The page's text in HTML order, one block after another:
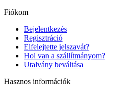
Fiókom
Bejelentkezés
Regisztráció
Elfelejtette jelszavát?
Hol van a szállítmányom?
Utalvány beváltása
Hasznos információk